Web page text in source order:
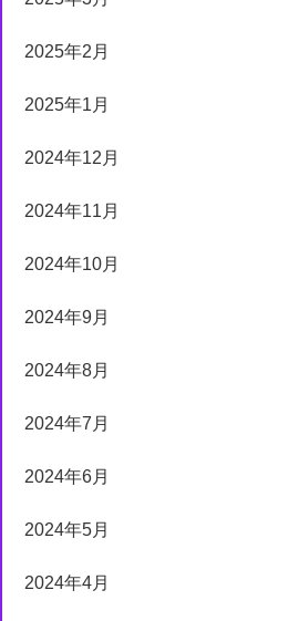
2025年2月
2025年1月
2024年12月
2024年11月
2024年10月
2024年9月
2024年8月
2024年7月
2024年6月
2024年5月
2024年4月